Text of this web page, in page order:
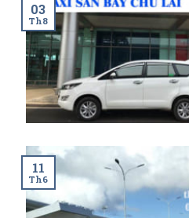
03
Th8
11
Th6